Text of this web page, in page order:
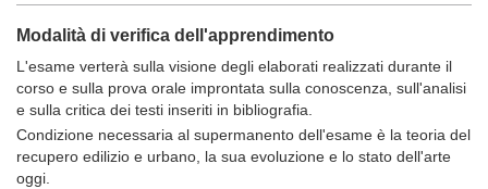
Modalità di verifica dell'apprendimento
L'esame verterà sulla visione degli elaborati realizzati durante il
corso e sulla prova orale improntata sulla conoscenza, sull'analisi
e sulla critica dei testi inseriti in bibliografia.
Condizione necessaria al supermanento dell'esame è la teoria del
recupero edilizio e urbano, la sua evoluzione e lo stato dell'arte
oggi.